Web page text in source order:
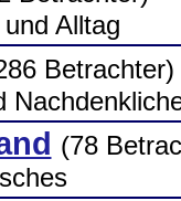
Alltag
Betrachter)
(78